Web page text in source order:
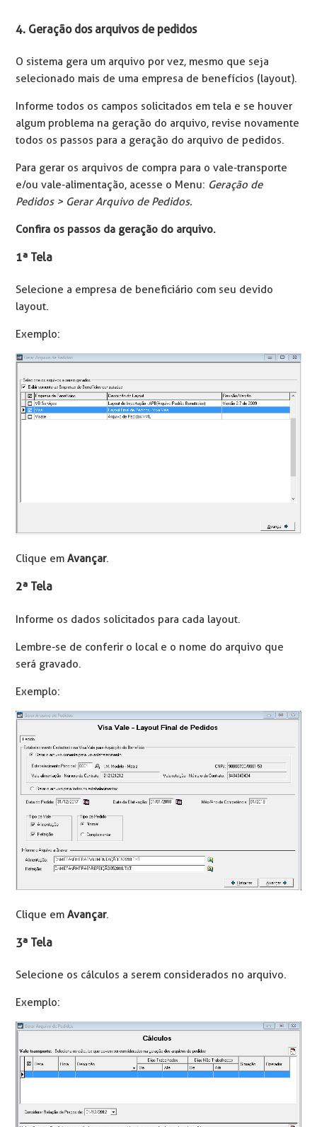
4. Geração dos arquivos de pedidos
O sistema gera um arquivo por vez, mesmo que seja
selecionado mais de uma empresa de benefícios (layout).
Informe todos os campos solicitados em tela e se houver
algum problema na geração do arquivo, revise novamente
todos os passos para a geração do arquivo de pedidos.
Para gerar os arquivos de compra para o vale-transporte
e/ou vale-alimentação, acesse o Menu: Geração de
Pedidos > Gerar Arquivo de Pedidos.
Confira os passos da geração do arquivo.
1ª Tela
Selecione a empresa de beneficiário com seu devido
layout.
Exemplo:
Clique emAvançar.
2ª Tela
Informe os dados solicitados para cada layout.
Lembre-se de conferir o local e o nome do arquivo que
será gravado.
Exemplo:
Clique emAvançar.
3ª Tela
Selecione os cálculos a serem considerados no arquivo.
Exemplo: